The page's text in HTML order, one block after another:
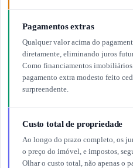
Pagamentos extras
Qualquer valor acima do
diretamente, eliminando juros
Como financiamentos imobiliários
pagamento extra modesto feito
surpreendente.
Custo total de propriedade
Ao longo do prazo completo, os
o preço do imóvel, e impostos,
Olhar o custo total, não apenas o